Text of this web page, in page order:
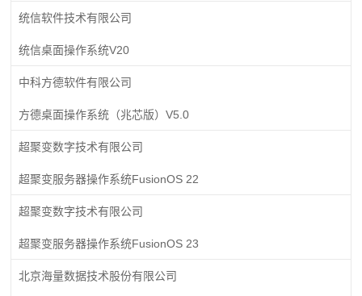
统信软件技术有限公司
统信桌面操作系统V20
中科方德软件有限公司
方德桌面操作系统（兆芯版）V5.0
超聚变数字技术有限公司
超聚变服务器操作系统FusionOS 22
超聚变数字技术有限公司
超聚变服务器操作系统FusionOS 23
北京海量数据技术股份有限公司